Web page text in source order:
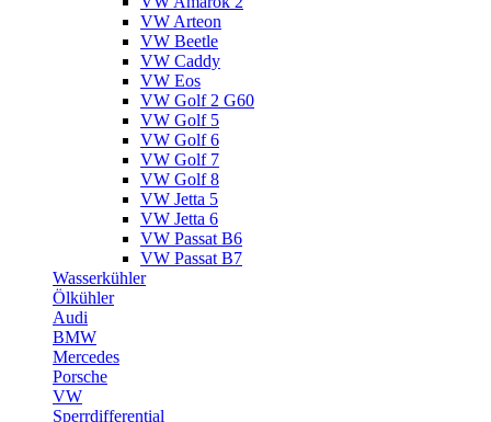
VW Arteon
VW Beetle
VW Caddy
VW Eos
VW Golf 2 G60
VW Golf 5
VW Golf 6
VW Golf 7
VW Golf 8
VW Jetta 5
VW Jetta 6
VW Passat B6
VW Passat B7
Wasserkühler
Ölkühler
Audi
BMW
Mercedes
Porsche
VW
Sperrdifferential